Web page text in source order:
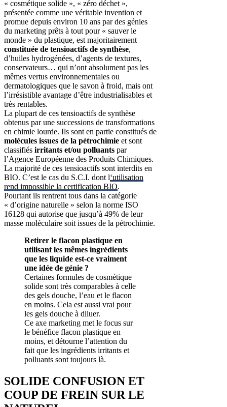
« cosmétique solide », « zéro déchet »,
présentée comme une véritable invention et
promue depuis environ 10 ans par des génies
du marketing prêts à tout pour « sauver le
monde » du plastique, est majoritairement
constituée de tensioactifs de synthèse,
d’huiles hydrogénées, d’agents de textures,
conservateurs… qui n’ont absolument pas les
mêmes vertus environnementales ou
dermatologiques que le savon à froid, mais ont
l’irrésistible avantage d’être industrialisables et
très rentables.
La plupart de ces tensioactifs de synthèse
obtenus par une successions de transformations
en chimie lourde. Ils sont en partie constitués de
molécules issues de la pétrochimie et sont
classifiés irritants et/ou polluants par
l’Agence Européenne des Produits Chimiques.
La majorité de ces tensioactifs sont interdits en
BIO. C’est le cas du S.C.I. dont l‘utilisation
rend impossible la certification BIO.
Pourtant ils rentrent tous dans la catégorie
« d’origine naturelle » selon la norme ISO
16128 qui autorise que jusqu’à 49% de leur
masse moléculaire soit issues de la pétrochimie.
Retirer le flacon plastique en
utilisant les mêmes ingrédients
que les liquide est-ce vraiment
une idée de génie ?
Certaines formules de cosmétique
solide sont très comparables à celle
des gels douche, l’eau et le flacon
en moins. Cela est aussi vrai pour
les gels douche à diluer.
Ce axe marketing met le focus sur
le bénéfice flacon plastique en
moins, et détourne l’attention du
fait que les ingrédients irritants et
polluants sont toujours là.
SOLIDE CONFUSION ET
COUP DE FREIN SUR LE